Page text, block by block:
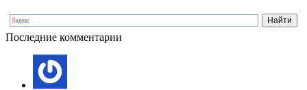
Последние комментарии